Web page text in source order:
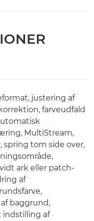
justering af
farveudfald
MultiStream,
tom side over,
ark eller patch-
af
baggrund,
af